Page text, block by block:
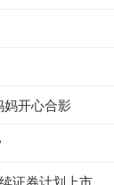
开心合影
证券计划上市